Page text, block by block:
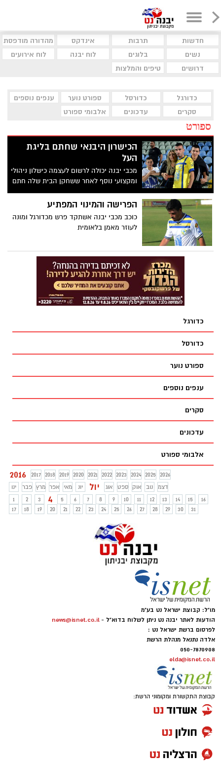
חדשות תרבות אינדקס
מהדורה מודפסת
נשים
בלוגים לוח יבנה
לוח אירועים
דרושים
טיפים והמלצות
כדורגל כדורסל ספורט נוער
ענפים נוספים
סקרים
עדכונים אלבומי ספורט
ספורט
הכישרון היבנאי שחתם בליגת
העל
מכבי יבנה יכולה לרשום לעצמה כישלון ניהולי
ומקצועי נוסף לאחר ששחקן הבית שלה חתם
בהפועל רעננה כתב- ארז זנו צילום- חסדאי
כהן
הפרישה והמינוי המפתיע
כוכב מכבי יבנה אשתקד פרש מכדורגל ומונה
לעוזר מאמן בלאומית
כדורגל
כדורסל
ספורט נוער
ענפים נוספים
סקרים
עדכונים
אלבומי ספורט
2016 2017 2018 2019 2020 2021 2022 2023 2024 2025
2026
ינו
פבר מרץ אפר מאי יונ יול אוג ספט אוק נוב
דצמ
1
2 3 4 5 6 7 8 9 10 11 12 13 14 15
16
17
18 19 20 21 22 23 24 25 26 27 28 29 30 31
מו"ל: קבוצת ישראל נט בע"מ
הודעות לאתר יבנה נט ניתן לשלוח בדוא"ל - news@isnet.co.il
לפרסום ברשת ישראל נט :
אלדה נתנאל מנהלת הרשת
050-7870908
elda@isnet.co.il
קבוצת התקשורת ומקומוני הרשת: